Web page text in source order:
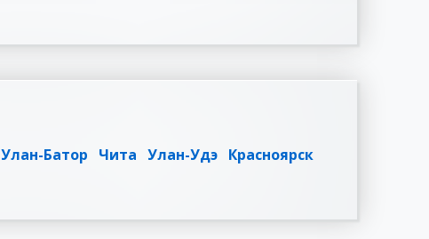
Улан-Батор Чита Улан-Удэ Красноярск